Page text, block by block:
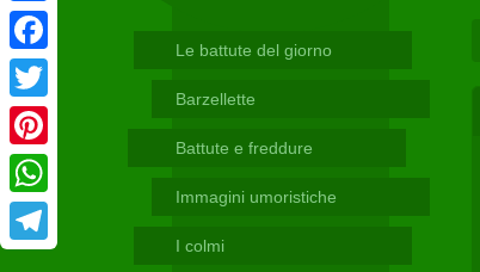
Le battute del giorno
Barzellette
Battute e freddure
Immagini umoristiche
I colmi
Condividi
Facebook
Twitter
Pinterest
WhatsApp